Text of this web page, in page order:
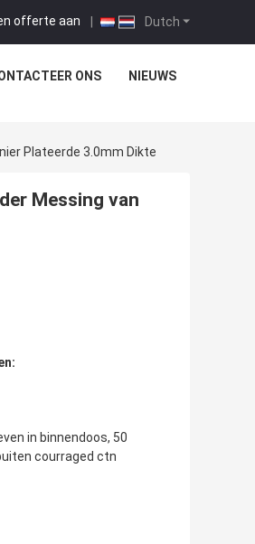
Dutch
offerte aan |
ONS NIEUWS
Plateerde 3.0mm Dikte
Messing van
in binnendoos, 50
courraged ctn